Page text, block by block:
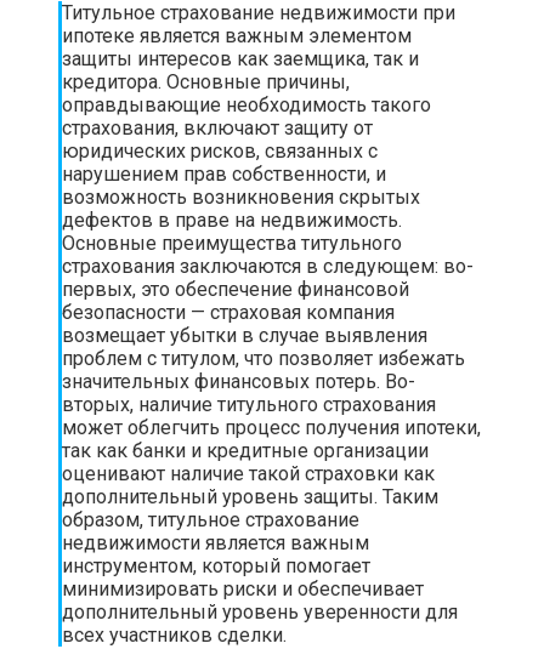
Титульное страхование недвижимости при
ипотеке является важным элементом
защиты интересов как заемщика, так и
кредитора. Основные причины,
оправдывающие необходимость такого
страхования, включают защиту от
юридических рисков, связанных с
нарушением прав собственности, и
возможность возникновения скрытых
дефектов в праве на недвижимость.
Основные преимущества титульного
страхования заключаются в следующем: во-
первых, это обеспечение финансовой
безопасности — страховая компания
возмещает убытки в случае выявления
проблем с титулом, что позволяет избежать
значительных финансовых потерь. Во-
вторых, наличие титульного страхования
может облегчить процесс получения ипотеки,
так как банки и кредитные организации
оценивают наличие такой страховки как
дополнительный уровень защиты. Таким
образом, титульное страхование
недвижимости является важным
инструментом, который помогает
минимизировать риски и обеспечивает
дополнительный уровень уверенности для
всех участников сделки.